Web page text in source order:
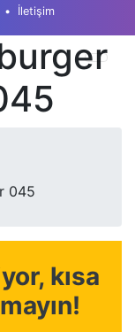
İletişim
045
kısa